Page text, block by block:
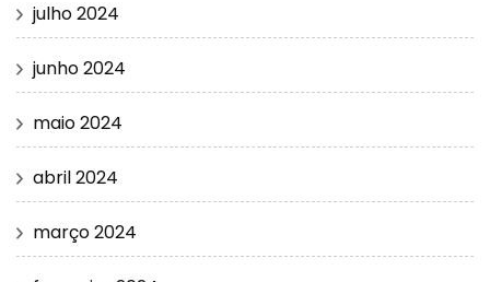
julho 2024
junho 2024
maio 2024
abril 2024
março 2024